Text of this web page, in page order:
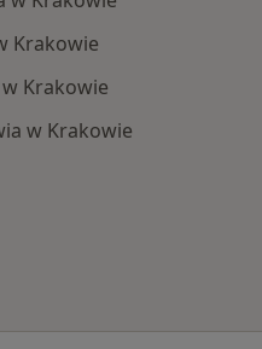
Krakowie
Krakowie
w Krakowie